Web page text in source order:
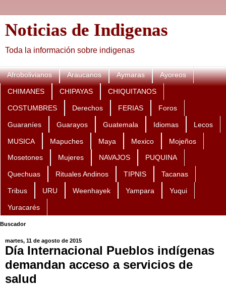
Noticias de Indigenas
Toda la información sobre indigenas
Afrobolivianos Araucanos Aymaras Ayoreos
CHIMANES CHIPAYAS CHIQUITANOS
COSTUMBRES Derechos FERIAS Foros
Guaraníes Guarayos Guatemala Idiomas Lecos
MUSICA Mapuches Maya Mexico Mojeños
Mosetones Mujeres NAVAJOS PUQUINA
Quechuas Rituales Andinos TIPNIS Tacanas
Tribus URU Weenhayek Yampara Yuqui
Yuracarés
Buscador
martes, 11 de agosto de 2015
Día Internacional Pueblos indígenas
demandan acceso a servicios de
salud